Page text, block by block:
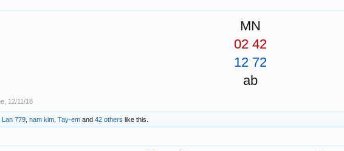
MN
02 42
12 72
ab
12/11/18
Lan 779 nam kim Tay-em and 42 others like this.